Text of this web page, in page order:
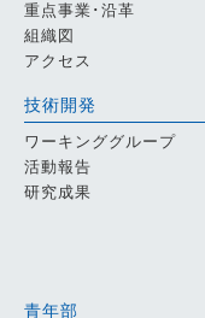
重点事業･沿革
組織図
アクセス
技術開発
ワーキンググループ
活動報告
研究成果
青年部